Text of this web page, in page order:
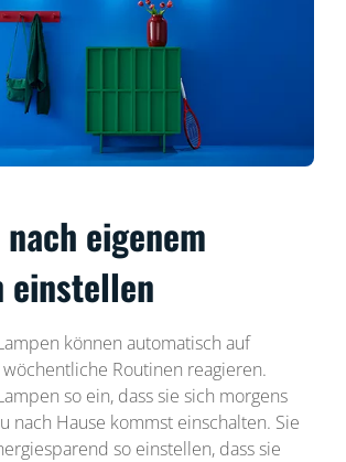
eigenem
einstellen
können automatisch auf
Routinen reagieren.
so ein, dass sie sich morgens
nach Hause kommst einschalten. Sie
so einstellen, dass sie